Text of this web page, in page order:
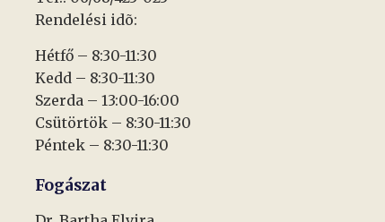
Rendelési idõ:
Hétfő – 8:30-11:30
Kedd – 8:30-11:30
Szerda – 13:00-16:00
Csütörtök – 8:30-11:30
Péntek – 8:30-11:30
Fogászat